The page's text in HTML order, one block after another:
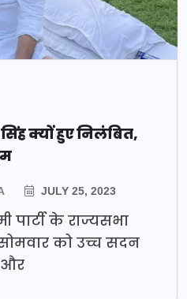
क्यों हुए निलंबित,
JULY 25, 2023
के राज्यसभा
को उच्च सदन
और